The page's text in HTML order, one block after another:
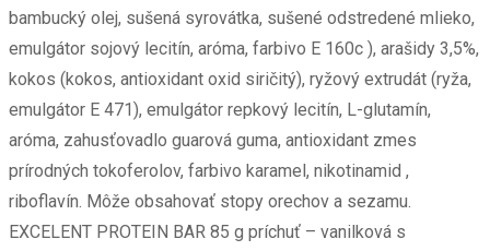
bambucký olej, sušená syrovátka, sušené odstredené mlieko,
emulgátor sojový lecitín, aróma, farbivo E 160c ), arašidy 3,5%,
kokos (kokos, antioxidant oxid siričitý), ryžový extrudát (ryža,
emulgátor E 471), emulgátor repkový lecitín, L-glutamín,
aróma, zahusťovadlo guarová guma, antioxidant zmes
prírodných tokoferolov, farbivo karamel, nikotinamid ,
riboflavín. Môže obsahovať stopy orechov a sezamu.
EXCELENT PROTEIN BAR 85 g príchuť – vanilková s